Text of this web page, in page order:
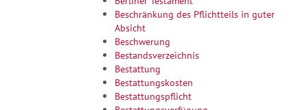
Beschränkung des Pflichtteils in guter
Absicht
Beschwerung
Bestandsverzeichnis
Bestattung
Bestattungskosten
Bestattungspflicht